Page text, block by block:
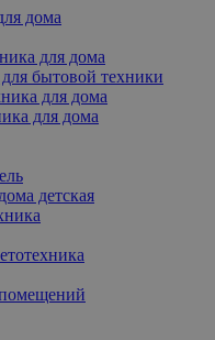
дома
для дома
бытовой техники
для дома
для дома
детская